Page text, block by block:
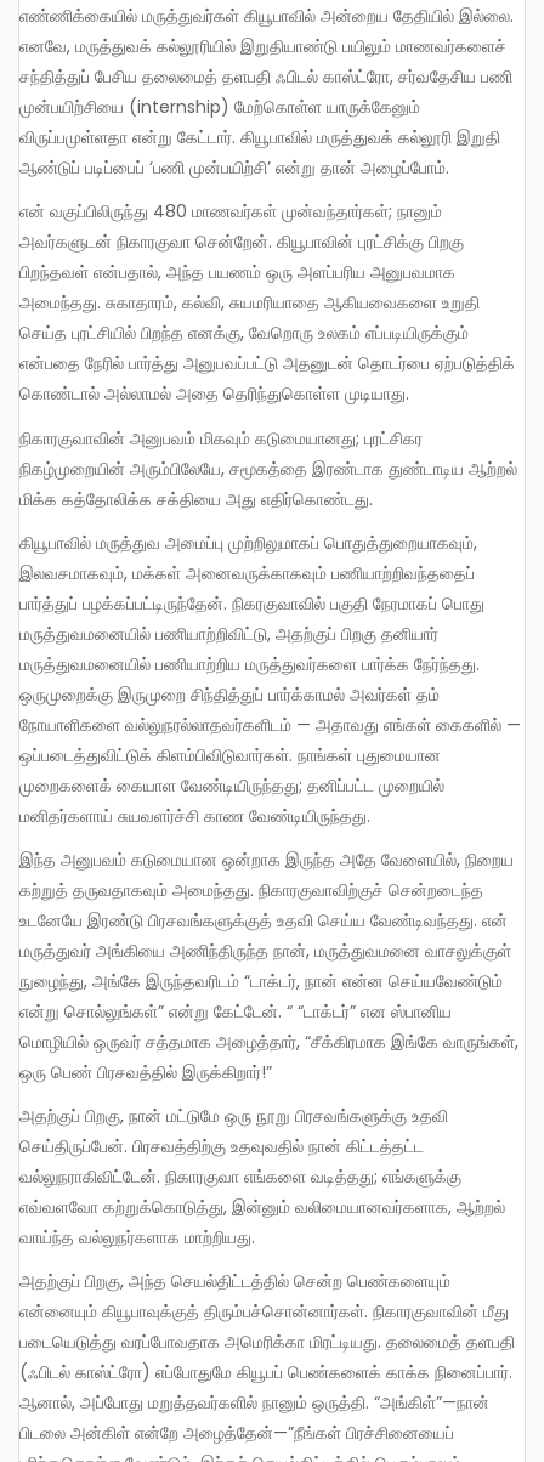
எண்ணிக்கையில் மருத்துவர்கள் கியூபாவில் அன்றைய தேதியில் இல்லை.
எனவே, மருத்துவக் கல்லூரியில் இறுதியாண்டு பயிலும் மாணவர்களைச்
சந்தித்துப் பேசிய தலைமைத் தளபதி ஃபிடல் காஸ்ட்ரோ, சர்வதேசிய பணி
முன்பயிற்சியை (internship) மேற்கொள்ள யாருக்கேனும்
விருப்பமுள்ளதா என்று கேட்டார். கியூபாவில் மருத்துவக் கல்லூரி இறுதி
ஆண்டுப் படிப்பைப் ‘பணி முன்பயிற்சி’ என்று தான் அழைப்போம்.
என் வகுப்பிலிருந்து 480 மாணவர்கள் முன்வந்தார்கள்; நானும்
அவர்களுடன் நிகாரகுவா சென்றேன். கியூபாவின் புரட்சிக்கு பிறகு
பிறந்தவள் என்பதால், அந்த பயணம் ஒரு அளப்பரிய அனுபவமாக
அமைந்தது. சுகாதாரம், கல்வி, சுயமரியாதை ஆகியவைகளை உறுதி
செய்த புரட்சியில் பிறந்த எனக்கு, வேறொரு உலகம் எப்படியிருக்கும்
என்பதை நேரில் பார்த்து அனுபவப்பட்டு அதனுடன் தொடர்பை ஏற்படுத்திக்
கொண்டால் அல்லாமல் அதை தெரிந்துகொள்ள முடியாது.
நிகாரகுவாவின் அனுபவம் மிகவும் கடுமையானது; புரட்சிகர
நிகழ்முறையின் அரும்பிலேயே, சமூகத்தை இரண்டாக துண்டாடிய ஆற்றல்
மிக்க கத்தோலிக்க சக்தியை அது எதிர்கொண்டது.
கியூபாவில் மருத்துவ அமைப்பு முற்றிலுமாகப் பொதுத்துறையாகவும்,
இலவசமாகவும், மக்கள் அனைவருக்காகவும் பணியாற்றிவந்ததைப்
பார்த்துப் பழக்கப்பட்டிருந்தேன். நிகரகுவாவில் பகுதி நேரமாகப் பொது
மருத்துவமனையில் பணியாற்றிவிட்டு, அதற்குப் பிறகு தனியார்
மருத்துவமனையில் பணியாற்றிய மருத்துவர்களை பார்க்க நேர்ந்தது.
ஒருமுறைக்கு இருமுறை சிந்தித்துப் பார்க்காமல் அவர்கள் தம்
நோயாளிகளை வல்லுநரல்லாதவர்களிடம் — அதாவது எங்கள் கைகளில் —
ஒப்படைத்துவிட்டுக் கிளம்பிவிடுவார்கள். நாங்கள் புதுமையான
முறைகளைக் கையாள வேண்டியிருந்தது; தனிப்பட்ட முறையில்
மனிதர்களாய் சுயவளர்ச்சி காண வேண்டியிருந்தது.
இந்த அனுபவம் கடுமையான ஒன்றாக இருந்த அதே வேளையில், நிறைய
கற்றுத் தருவதாகவும் அமைந்தது. நிகாரகுவாவிற்குச் சென்றடைந்த
உடனேயே இரண்டு பிரசவங்களுக்குத் உதவி செய்ய வேண்டிவந்தது. என்
மருத்துவர் அங்கியை அணிந்திருந்த நான், மருத்துவமனை வாசலுக்குள்
நுழைந்து, அங்கே இருந்தவரிடம் “டாக்டர், நான் என்ன செய்யவேண்டும்
என்று சொல்லுங்கள்” என்று கேட்டேன். “ “டாக்டர்” என ஸ்பானிய
மொழியில் ஒருவர் சத்தமாக அழைத்தார், “சீக்கிரமாக இங்கே வாருங்கள்,
ஒரு பெண் பிரசவத்தில் இருக்கிறார்!”
அதற்குப் பிறகு, நான் மட்டுமே ஒரு நூறு பிரசவங்களுக்கு உதவி
செய்திருப்பேன். பிரசவத்திற்கு உதவுவதில் நான் கிட்டத்தட்ட
வல்லுநராகிவிட்டேன். நிகாரகுவா எங்களை வடித்தது; எங்களுக்கு
எவ்வளவோ கற்றுக்கொடுத்து, இன்னும் வலிமையானவர்களாக, ஆற்றல்
வாய்ந்த வல்லுநர்களாக மாற்றியது.
அதற்குப் பிறகு, அந்த செயல்திட்டத்தில் சென்ற பெண்களையும்
என்னையும் கியூபாவுக்குத் திரும்பச்சொன்னார்கள். நிகாரகுவாவின் மீது
படையெடுத்து வரப்போவதாக அமெரிக்கா மிரட்டியது. தலைமைத் தளபதி
(ஃபிடல் காஸ்ட்ரோ) எப்போதுமே கியூபப் பெண்களைக் காக்க நினைப்பார்.
ஆனால், அப்போது மறுத்தவர்களில் நானும் ஒருத்தி. “அங்கிள்”—நான்
பிடலை அன்கிள் என்றே அழைத்தேன்—”நீங்கள் பிரச்சினையைப்